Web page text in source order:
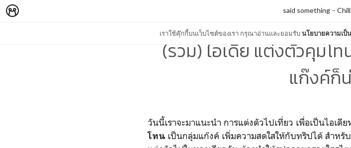
เราใช้คุ๊กกี้บนเว็บไซต์ของเรา กรุณาอ่านและยอมรับนโยบายความเป็
said something–
(รวม) ไอเดีย แต่งตัวคุมโท
แก๊งค์ก็
วันนี้เราจะมาแนะนำ การแต่งตัวไปเที่ยว เพื่อเป็นไอเ
โทน เป็นกลุ่มแก๊งค์ เพิ่มความสดใสให้กับทริปได้ สำหรั